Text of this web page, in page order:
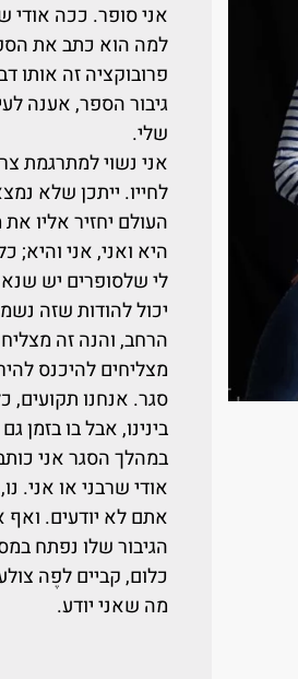
אני סופר. ככה אודי
למה הוא כתב את
פרובוקציה זה
גיבור הספר, אענה
שלי.
אני נשוי למתרגמת
לחייו. ייתכן שלא
העולם יחזיר אליו
היא ואני, אני
לי שלסופרים יש
יכול להודות שזה
הרחב, והנה זה
מצליחים להיכנס
סגר. אנחנו
בינינו, אבל בו בזמן
במהלך הסגר אני
אודי שרבני או אני.
אתם לא יודעים.
הגיבור שלו נפתח
כלום, קביים לפֶה
מה שאני יודע.